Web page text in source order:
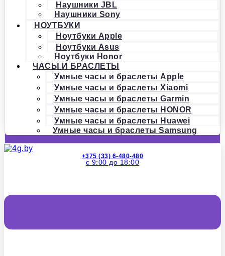
Наушники JBL
Наушники Sony
НОУТБУКИ
Ноутбуки Apple
Ноутбуки Asus
Ноутбуки Honor
ЧАСЫ И БРАСЛЕТЫ
Умные часы и браслеты Apple
Умные часы и браслеты Xiaomi
Умные часы и браслеты Garmin
Умные часы и браслеты HONOR
Умные часы и браслеты Huawei
Умные часы и браслеты Samsung
+375 (33) 6-480-480
с 9:00 до 18:00